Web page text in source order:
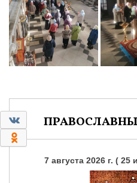
0
0
7 августа 2026 г. ( 25